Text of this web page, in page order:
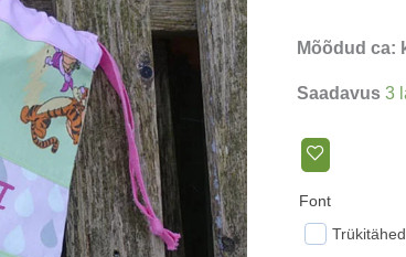
Mõõdud ca:
Saadavus 3
Font
Trükitähed